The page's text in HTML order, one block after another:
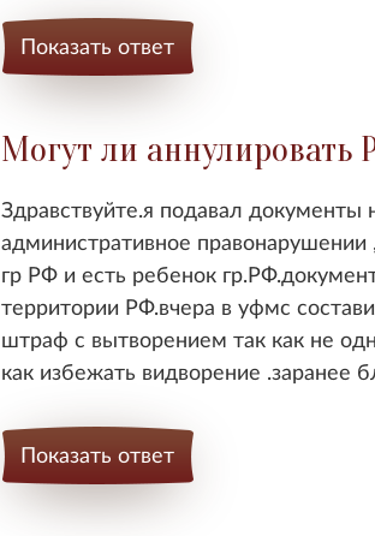
Показать ответ
Могут ли аннулировать
Здравствуйте.я подавал документы
административное
гр РФ и есть ребенок
территории РФ.вчера в уфмс
штраф с вытворением так как не
как избежать видворение .заранее
Показать ответ